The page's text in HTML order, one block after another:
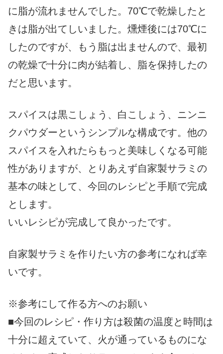
に脂が流れませんでした。70℃で乾燥したと
きは脂が出てしいました。燻煙後には70℃に
したのですが、もう脂は出ませんので、最初
の乾燥で十分に肉が結着し、脂を保持したの
だと思います。
スパイスは黒こしょう、白こしょう、ニンニ
クパウダーというシンプルな構成です。他の
スパイスを入れたらもっと美味しくなる可能
性がありますが、とりあえず自家製サラミの
基本の味として、今回のレシピと手順で完成
とします。
いいレシピが完成して良かったです。
自家製サラミを作りたい方の参考になれば幸
いです。
※参考にして作る方へのお願い
■今回のレシピ・作り方は殺菌の温度と時間は
十分に超えていて、火が通っているものにな